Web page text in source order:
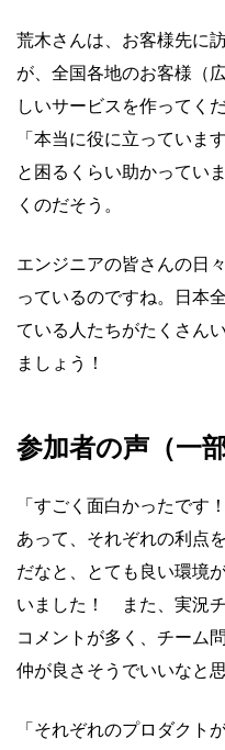
荒木さんは、お客様先に
が、全国各地のお客様（
しいサービスを作ってく
「本当に役に立っていま
と困るくらい助かってい
くのだそう。
エンジニアの皆さんの日
っているのですね。日本
ている人たちがたくさん
ましょう！
参加者の声（一部
「すごく面白かったで
あって、それぞれの利点
だなと、とても良い環境
いました！ また、実況
コメントが多く、チーム
仲が良さそうでいいなと
「それぞれのプロダクト